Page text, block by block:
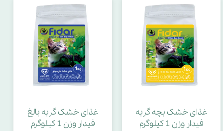
غذای خشک بچه گربه
فیدار وزن 1 کیلوگرم
غذای خشک گربه بالغ
فیدار وزن 1 کیلوگرم